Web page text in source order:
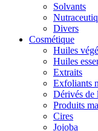
Solvants
Divers
Cosmétique
Huiles
Huiles
Extraits
Exfoliants
Dérivés de
Produits
Cires
Jojoba